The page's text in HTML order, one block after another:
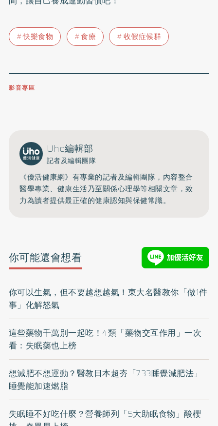
快樂食物 食療 收假症候群
影音專區
Uho編輯部
記者及編輯團隊
《優活健康網》有專業的記者及編輯團隊，內容整合
醫學專業、健康生活乃至關係心理學等相關文章，致
力為讀者提供最正確的健康認知與保健常識。
你可能還會想看
你可以生氣，但不要越想越氣！東大名醫教你「做1件
事」化解怒氣
這些藥物千萬別一起吃！4類「藥物交互作用」一次
看：失眠藥也上榜
想減肥不想運動？醫教日本超夯「733睡覺減肥法」
睡覺能加速燃脂
失眠睡不好吃什麼？營養師列「5大助眠食物」酸櫻